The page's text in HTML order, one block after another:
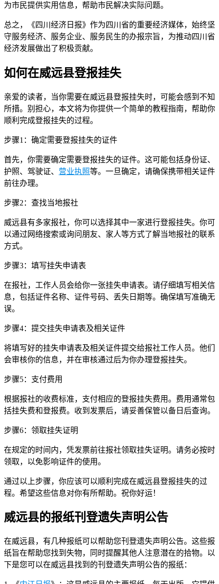
为市民提供实用信息，帮助市民解决实际问题。
总之，《四川经济日报》作为四川省的重要经济媒体，始终坚
守服务经济、服务企业、服务民生的办报宗旨，为推动四川省
经济发展做出了积极贡献。
如何在威远县登报挂失
亲爱的读者，当你需要在威远县登报挂失时，可能会感到不知
所措。别担心，本文将为你提供一个简单的教程指南，帮助你
顺利完成登报挂失的过程。
步骤1：确定需要登报挂失的证件
首先，你需要确定需要登报挂失的证件。这可能包括身份证、
护照、驾驶证、 营业执照等。一旦确定，请确保携带相关证件
前往办理。
步骤2：查找当地报社
威远县有多家报社，你可以选择其中一家进行登报挂失。你可
以通过网络搜索或询问朋友、家人等方式了解当地报社的联系
方式。
步骤3：填写挂失申请表
在报社，工作人员会给你一张挂失申请表。请仔细填写相关信
息，包括证件名称、证件号码、丢失日期等。确保填写准确无
误。
步骤4：提交挂失申请表及相关证件
将填写好的挂失申请表及相关证件提交给报社工作人员。他们
会审核你的信息，并在审核通过后为你办理登报挂失。
步骤5：支付费用
根据报社的收费标准，支付相应的登报挂失费用。费用通常包
括挂失费和登报费。收到发票后，请妥善保管以备日后查询。
步骤6：领取挂失证明
在规定的时间内，凭发票前往报社领取挂失证明。请务必按时
领取，以免影响证件的使用。
通过以上步骤，你应该可以顺利完成在威远县登报挂失的过
程。希望这些信息对你有所帮助。祝你好运！
威远县的报纸刊登遗失声明公告
在威远县，有几种报纸可以帮助您刊登遗失声明公告。这些报
纸旨在帮助您找到失物，同时提醒其他人注意潜在的拾物。以
下是您可以在威远县找到的刊登遗失声明公告的报纸：